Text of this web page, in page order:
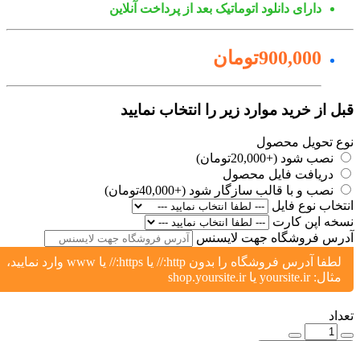
دارای دانلود اتوماتیک بعد از پرداخت آنلاین
900,000تومان
از خرید موارد زیر را انتخاب نمایید
تحویل محصول
نصب شود (+20,000تومان)
دریافت فایل محصول
نصب و با قالب سازگار شود (+40,000تومان)
نوع فایل
اپن کارت
فروشگاه جهت لایسنس
لطفا آدرس فروشگاه را بدون http:// یا https:// یا www وارد نمایید،
مثال: yoursite.ir یا shop.yoursite.ir